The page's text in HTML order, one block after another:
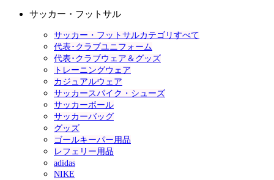
サッカー・フットサル
サッカー・フットサルカテゴリすべて
代表･クラブユニフォーム
代表･クラブウェア＆グッズ
トレーニングウェア
カジュアルウェア
サッカースパイク・シューズ
サッカーボール
サッカーバッグ
グッズ
ゴールキーパー用品
レフェリー用品
adidas
NIKE